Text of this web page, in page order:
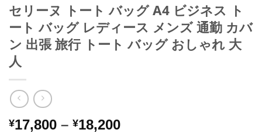
セリーヌ トート バッグ A4 ビジネス ト
ート バッグ レディース メンズ 通勤 カバ
ン 出張 旅行 トート バッグ おしゃれ 大
人
¥17,800 – ¥18,200価